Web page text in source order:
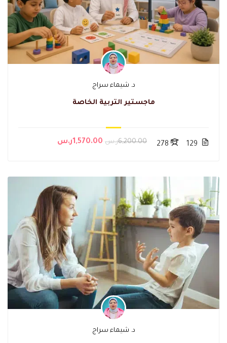
د. شيماء سراج
ماجستير التربية الخاصة
129
278 6,200.00ر.س 1,570.00ر.س
د. شيماء سراج